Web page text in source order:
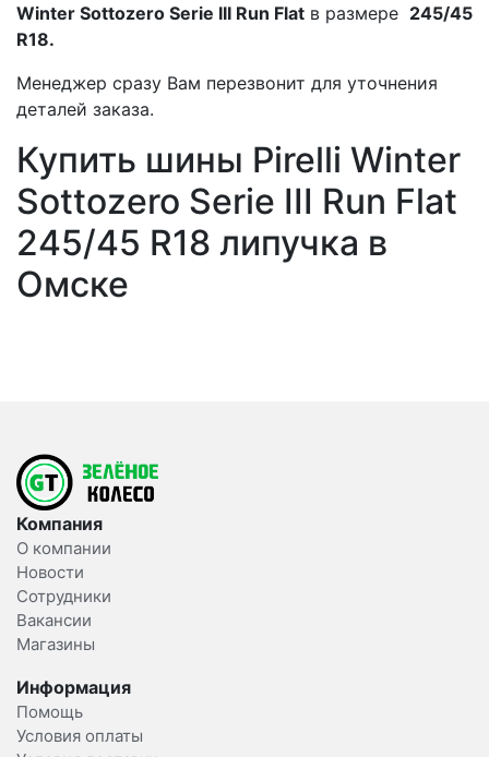
Winter Sottozero Serie III Run Flat в размере 245/45
R18.
Менеджер сразу Вам перезвонит для уточнения
деталей заказа.
Купить шины Pirelli Winter
Sottozero Serie III Run Flat
245/45 R18 липучка в
Омске
Компания
О компании
Новости
Сотрудники
Вакансии
Магазины
Информация
Помощь
Условия оплаты